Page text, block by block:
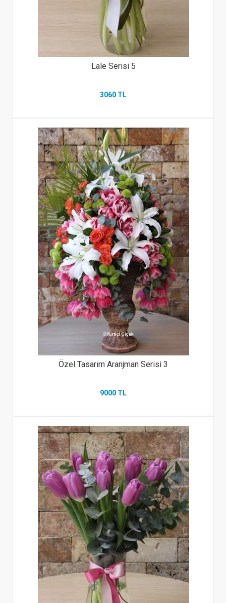
Lale Serisi 5
3060 TL
Özel Tasarım Aranjman Serisi 3
9000 TL